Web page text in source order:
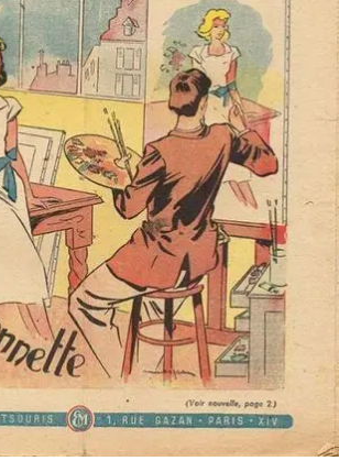
SERVICES
CATALOGUE RAISONNÉ
DÉDIÉS AUX GALERISTES
SON SITE ARTISTE
SON CATALOGUE D'EXPO
SES EXPOSITIONS
CONTRIBUTEUR
À PROPOS
L'ÉQUIPE OAM